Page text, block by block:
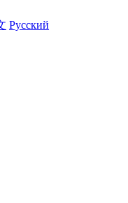
Русский